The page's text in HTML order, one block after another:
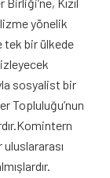
yönelik
tek bir ülkede
sosyalist bir
Topluluğu’nun